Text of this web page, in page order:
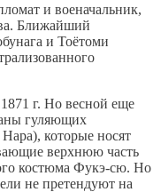
и военачальник,
Ближайший
и Тоётоми
г. Но весной еще
гуляющих
которые носят
верхнюю часть
костюма Фукэ-сю. Но
не претендуют на